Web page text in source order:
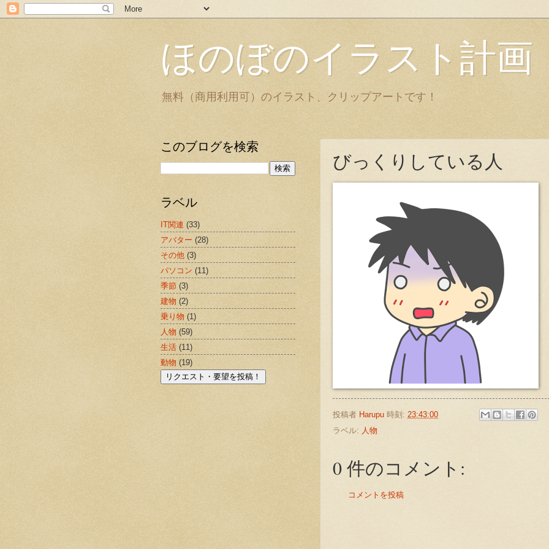
ほのぼのイラスト計画
無料（商用利用可）のイラスト、クリップアートです！
びっくりしている人
投稿者 Harupu 時刻: 23:43:00
ラベル: 人物
0 件のコメント:
コメントを投稿
このブログを検索
ラベル
IT関連 (33)
アバター (28)
その他 (3)
パソコン (11)
季節 (3)
建物 (2)
乗り物 (1)
人物 (59)
生活 (11)
動物 (19)
リクエスト・要望を投稿！